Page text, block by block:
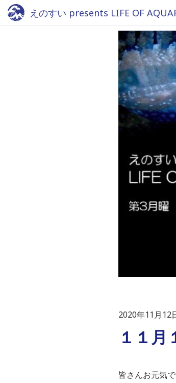
えのすい presents LIFE OF
2020年11月12
１１
皆さんお元気